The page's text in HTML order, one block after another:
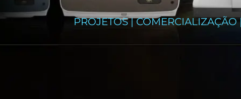
PROJETOS |